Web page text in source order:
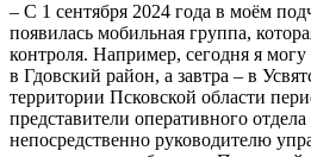
– С 1 сентября 2024 года в моём
появилась мобильная группа,
контроля. Например, сегодня я
в Гдовский район, а завтра – в
территории Псковской области
представители оперативного
непосредственно руководителю